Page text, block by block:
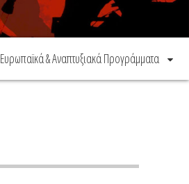
Ευρωπαϊκά & Αναπτυξιακά Προγράμματα